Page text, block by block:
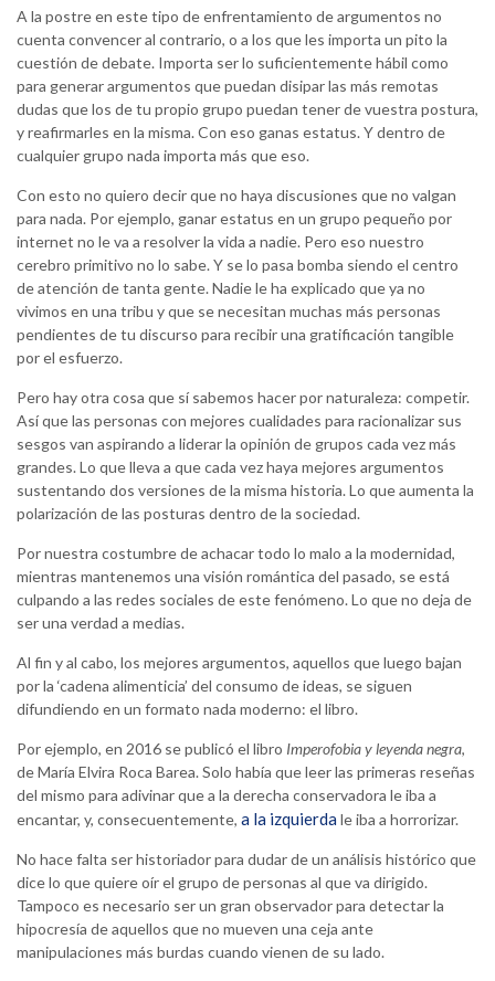
A la postre en este tipo de enfrentamiento de argumentos no
cuenta convencer al contrario, o a los que les importa un pito la
cuestión de debate. Importa ser lo suficientemente hábil como
para generar argumentos que puedan disipar las más remotas
dudas que los de tu propio grupo puedan tener de vuestra postura,
y reafirmarles en la misma. Con eso ganas estatus. Y dentro de
cualquier grupo nada importa más que eso.
Con esto no quiero decir que no haya discusiones que no valgan
para nada. Por ejemplo, ganar estatus en un grupo pequeño por
internet no le va a resolver la vida a nadie. Pero eso nuestro
cerebro primitivo no lo sabe. Y se lo pasa bomba siendo el centro
de atención de tanta gente. Nadie le ha explicado que ya no
vivimos en una tribu y que se necesitan muchas más personas
pendientes de tu discurso para recibir una gratificación tangible
por el esfuerzo.
Pero hay otra cosa que sí sabemos hacer por naturaleza: competir.
Así que las personas con mejores cualidades para racionalizar sus
sesgos van aspirando a liderar la opinión de grupos cada vez más
grandes. Lo que lleva a que cada vez haya mejores argumentos
sustentando dos versiones de la misma historia. Lo que aumenta la
polarización de las posturas dentro de la sociedad.
Por nuestra costumbre de achacar todo lo malo a la modernidad,
mientras mantenemos una visión romántica del pasado, se está
culpando a las redes sociales de este fenómeno. Lo que no deja de
ser una verdad a medias.
Al fin y al cabo, los mejores argumentos, aquellos que luego bajan
por la ‘cadena alimenticia’ del consumo de ideas, se siguen
difundiendo en un formato nada moderno: el libro.
Por ejemplo, en 2016 se publicó el libro Imperofobia y leyenda negra,
de María Elvira Roca Barea. Solo había que leer las primeras reseñas
del mismo para adivinar que a la derecha conservadora le iba a
encantar, y, consecuentemente, a la izquierda le iba a horrorizar.
No hace falta ser historiador para dudar de un análisis histórico que
dice lo que quiere oír el grupo de personas al que va dirigido.
Tampoco es necesario ser un gran observador para detectar la
hipocresía de aquellos que no mueven una ceja ante
manipulaciones más burdas cuando vienen de su lado.